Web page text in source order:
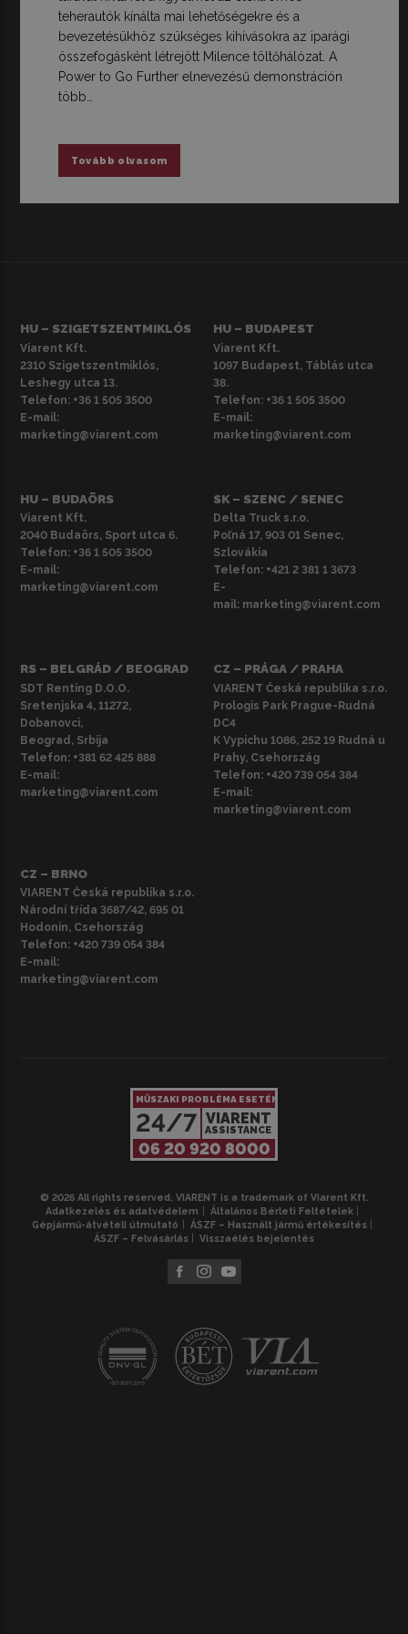
teherautók kínálta mai lehetőségekre és a
bevezetésükhöz szükséges kihívásokra az iparági
összefogásként létrejött Milence töltőhálózat. A
Power to Go Further elnevezésű demonstráción
több…
Tovább olvasom
HU – SZIGETSZENTMIKLÓS
Viarent Kft.
2310 Szigetszentmiklós,
Leshegy utca 13.
Telefon: +36 1 505 3500
E-mail:
marketing@viarent.com
HU – BUDAPEST
Viarent Kft.
1097 Budapest, Táblás utca
38.
Telefon: +36 1 505 3500
E-mail:
marketing@viarent.com
HU – BUDAÖRS
Viarent Kft.
2040 Budaörs, Sport utca 6.
Telefon: +36 1 505 3500
E-mail:
marketing@viarent.com
SK – SZENC / SENEC
Delta Truck s.r.o.
Poľná 17, 903 01 Senec,
Szlovákia
Telefon: +421 2 381 1 3673
E-
mail: marketing@viarent.com
RS – BELGRÁD / BEOGRAD
SDT Renting D.O.O.
Sretenjska 4, 11272,
Dobanovci,
Beograd, Srbija
Telefon: +381 62 425 888
E-mail:
marketing@viarent.com
CZ – PRÁGA / PRAHA
VIARENT Česká republika s.r.o.
Prologis Park Prague-Rudná
DC4
K Vypichu 1086, 252 19 Rudná u
Prahy, Csehország
Telefon: +420 739 054 384
E-mail:
marketing@viarent.com
CZ – BRNO
VIARENT Česká republika s.r.o.
Národní třída 3687/42, 695 01
Hodonín, Csehország
Telefon: +420 739 054 384
E-mail:
marketing@viarent.com
MŰSZAKI PROBLÉMA ESETÉN
24/7 VIARENT
ASSISTANCE
06 20 920 8000
© 2026 All rights reserved. VIARENT is a trademark of Viarent Kft.
Adatkezelés és adatvédelem
Általános Bérleti Feltételek
Gépjármű-átvételi útmutató
ÁSZF – Használt jármű értékesítés
ÁSZF – Felvásárlás
Visszaélés bejelentés